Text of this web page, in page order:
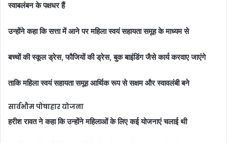
स्वाबलंबन के पक्षधर हैं
उन्होंने कहा कि सत्ता में आने पर महिला स्वयं सहायता समूह के माध्यम से
बच्चों की स्कूल ड्रेस, फौजियों की ड्रेस, बुक बाइंडिंग जैसे कार्य करवाए जाएंगे
ताकि महिला स्वयं सहायता समूह आर्थिक रूप से सक्षम और स्वावलंबी बने
सार्वभौम पोषाहार योजना
हरीश रावत ने कहा कि उन्होंने महिलाओं के लिए कई योजनाएं चलाई थी